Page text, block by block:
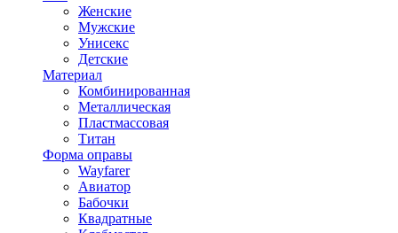
Женские
Мужские
Унисекс
Детские
Материал
Комбинированная
Металлическая
Пластмассовая
Титан
Форма оправы
Wayfarer
Авиатор
Бабочки
Квадратные